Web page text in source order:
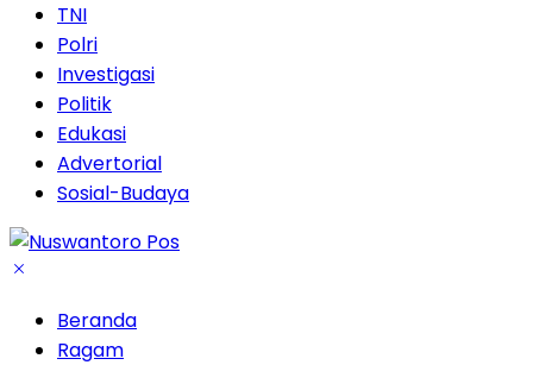
TNI
Polri
Investigasi
Politik
Edukasi
Advertorial
Sosial-Budaya
Beranda
Ragam